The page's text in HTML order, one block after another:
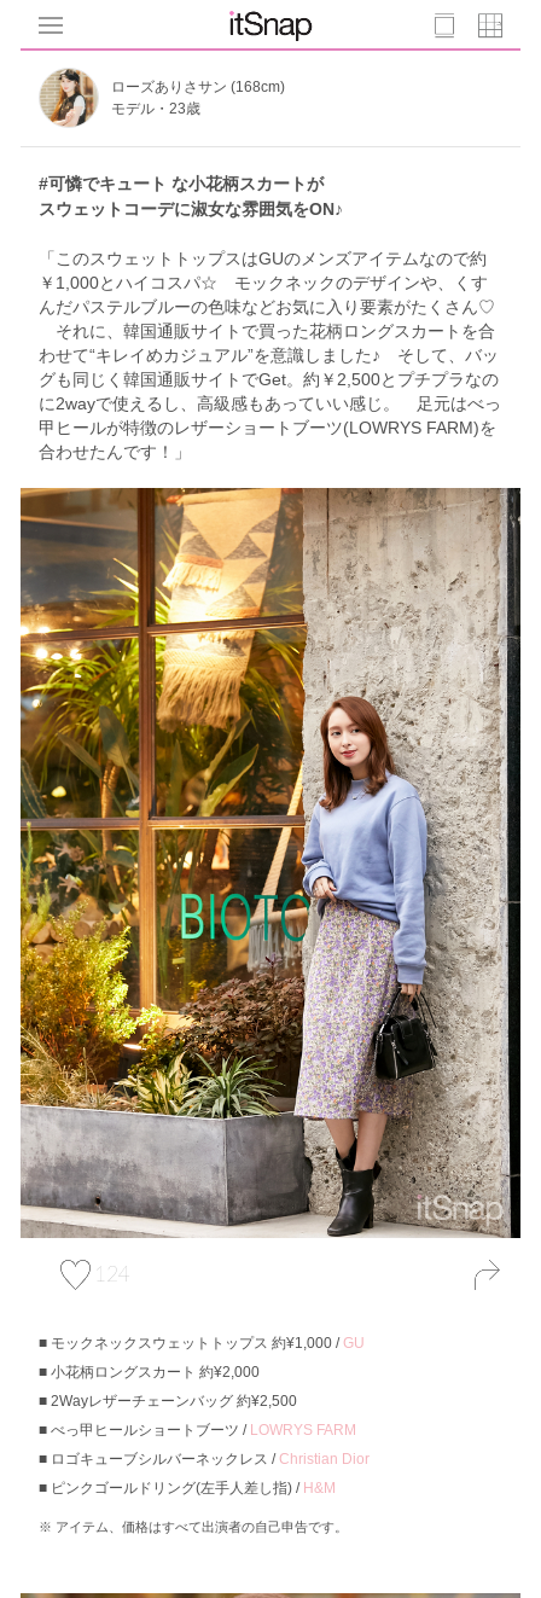
ローズありさサン (168cm)
モデル・23歳
#可憐でキュート な小花柄スカートが
スウェットコーデに淑女な雰囲気をON♪
「このスウェットトップスはGUのメンズアイテムなので約
￥1,000とハイコスパ☆ モックネックのデザインや、くす
んだパステルブルーの色味などお気に入り要素がたくさん♡
それに、韓国通販サイトで買った花柄ロングスカートを合
わせて“キレイめカジュアル”を意識しました♪ そして、バッ
グも同じく韓国通販サイトでGet。約￥2,500とプチプラなの
に2wayで使えるし、高級感もあっていい感じ。 足元はべっ
甲ヒールが特徴のレザーショートブーツ(LOWRYS FARM)を
合わせたんです！」
124
モックネックスウェットトップス 約¥1,000 /GU
小花柄ロングスカート 約¥2,000
2Wayレザーチェーンバッグ 約¥2,500
べっ甲ヒールショートブーツ / LOWRYS FARM
ロゴキューブシルバーネックレス /Christian Dior
ピンクゴールドリング(左手人差し指) / H&M
アイテム、価格はすべて出演者の自己申告です。